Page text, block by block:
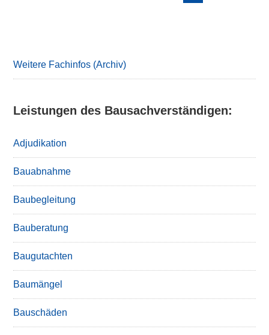
Weitere Fachinfos (Archiv)
Leistungen des Bausachverständigen:
Adjudikation
Bauabnahme
Baubegleitung
Bauberatung
Baugutachten
Baumängel
Bauschäden